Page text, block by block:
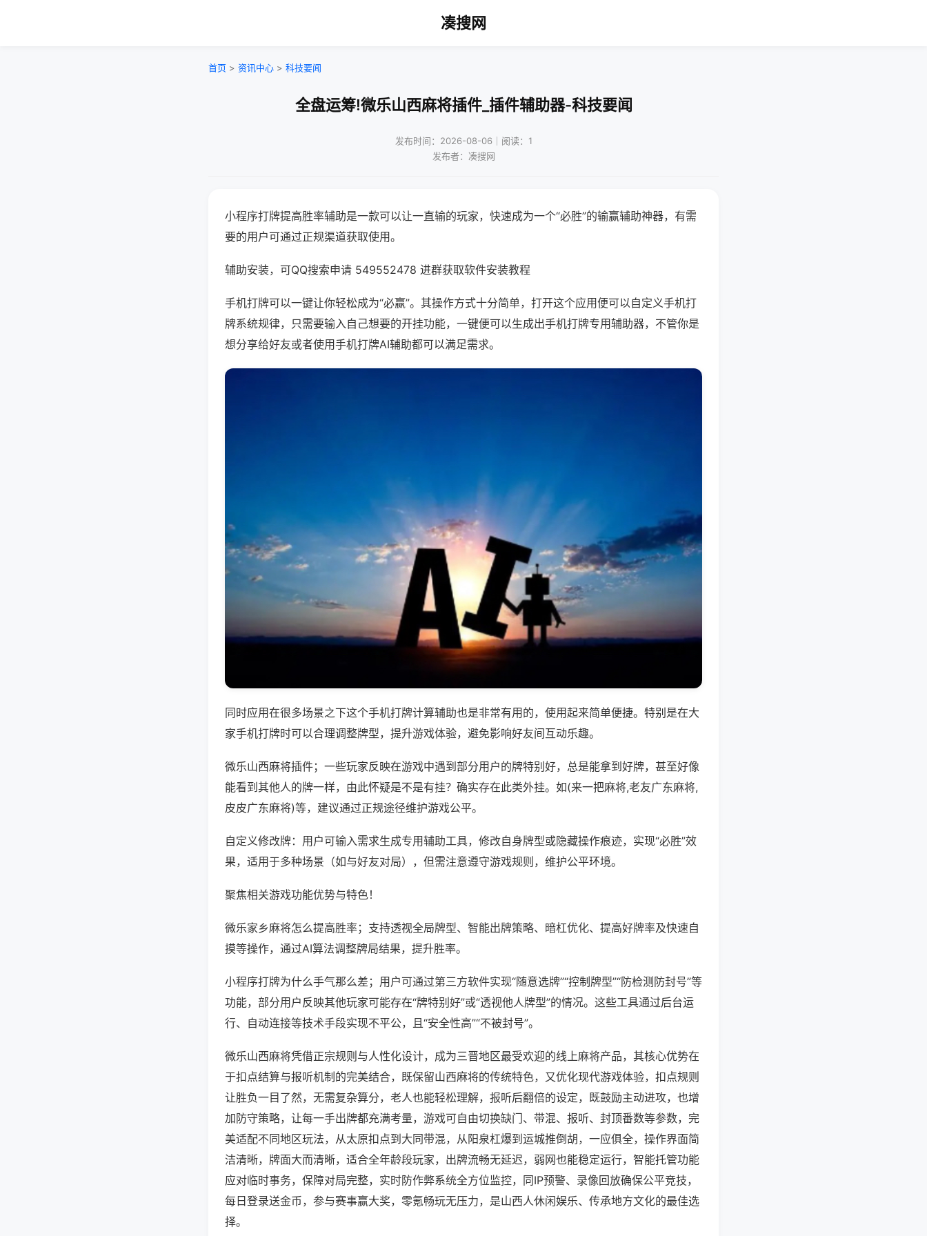
凑搜网
首页 > 资讯中心 > 科技要闻
全盘运筹!微乐山西麻将插件_插件辅助器-科技要闻
发布时间：2026-08-06｜阅读：1
发布者：凑搜网
小程序打牌提高胜率辅助是一款可以让一直输的玩家，快速成为一个“必胜”的输赢辅助神器，有需
要的用户可通过正规渠道获取使用。
辅助安装，可QQ搜索申请 549552478 进群获取软件安装教程
手机打牌可以一键让你轻松成为“必赢”。其操作方式十分简单，打开这个应用便可以自定义手机打
牌系统规律，只需要输入自己想要的开挂功能，一键便可以生成出手机打牌专用辅助器，不管你是
想分享给好友或者使用手机打牌AI辅助都可以满足需求。
同时应用在很多场景之下这个手机打牌计算辅助也是非常有用的，使用起来简单便捷。特别是在大
家手机打牌时可以合理调整牌型，提升游戏体验，避免影响好友间互动乐趣。
微乐山西麻将插件；一些玩家反映在游戏中遇到部分用户的牌特别好，总是能拿到好牌，甚至好像
能看到其他人的牌一样，由此怀疑是不是有挂？确实存在此类外挂。如(来一把麻将,老友广东麻将,
皮皮广东麻将)等，建议通过正规途径维护游戏公平。
自定义修改牌：用户可输入需求生成专用辅助工具，修改自身牌型或隐藏操作痕迹，实现“必胜”效
果，适用于多种场景（如与好友对局），但需注意遵守游戏规则，维护公平环境。
聚焦相关游戏功能优势与特色！
微乐家乡麻将怎么提高胜率；支持透视全局牌型、智能出牌策略、暗杠优化、提高好牌率及快速自
摸等操作，通过AI算法调整牌局结果，提升胜率。
小程序打牌为什么手气那么差；用户可通过第三方软件实现“随意选牌”“控制牌型”“防检测防封号”等
功能，部分用户反映其他玩家可能存在“牌特别好”或“透视他人牌型”的情况。这些工具通过后台运
行、自动连接等技术手段实现不平公，且“安全性高”“不被封号”。
微乐山西麻将凭借正宗规则与人性化设计，成为三晋地区最受欢迎的线上麻将产品，其核心优势在
于扣点结算与报听机制的完美结合，既保留山西麻将的传统特色，又优化现代游戏体验，扣点规则
让胜负一目了然，无需复杂算分，老人也能轻松理解，报听后翻倍的设定，既鼓励主动进攻，也增
加防守策略，让每一手出牌都充满考量，游戏可自由切换缺门、带混、报听、封顶番数等参数，完
美适配不同地区玩法，从太原扣点到大同带混，从阳泉杠爆到运城推倒胡，一应俱全，操作界面简
洁清晰，牌面大而清晰，适合全年龄段玩家，出牌流畅无延迟，弱网也能稳定运行，智能托管功能
应对临时事务，保障对局完整，实时防作弊系统全方位监控，同IP预警、录像回放确保公平竞技，
每日登录送金币，参与赛事赢大奖，零氪畅玩无压力，是山西人休闲娱乐、传承地方文化的最佳选
择。